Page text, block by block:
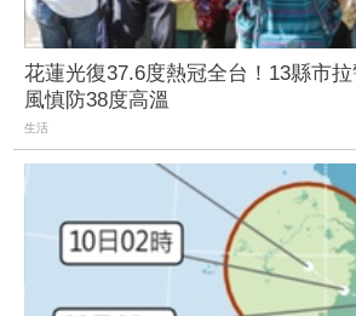
花蓮光復37.6度熱冠全台！13縣市
風慎防38度高溫
生活